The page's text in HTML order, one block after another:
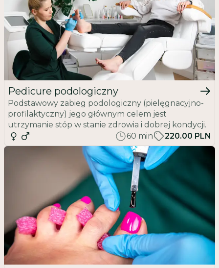
Pedicure podologiczny
Podstawowy zabieg podologiczny (pielęgnacyjno-
profilaktyczny) jego głównym celem jest
utrzymanie stóp w stanie zdrowia i dobrej kondycji.
60 min 220.00 PLN